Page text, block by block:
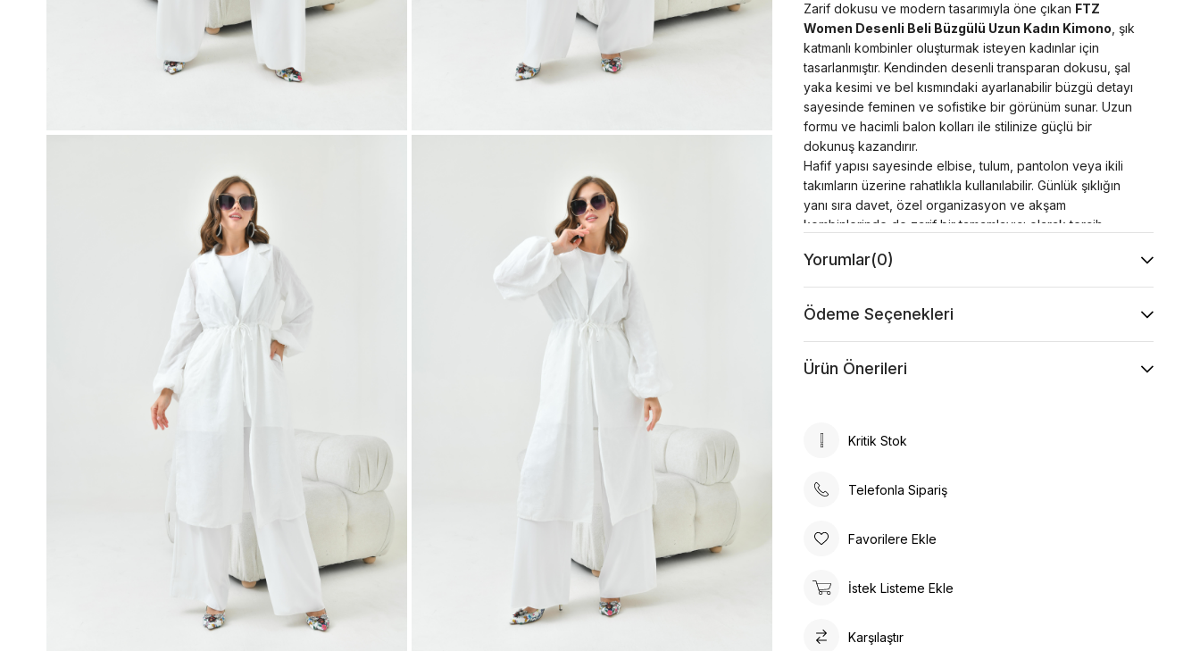
Zarif dokusu ve modern tasarımıyla öne çıkan FTZ
Women Desenli Beli Büzgülü Uzun Kadın Kimono , şık
katmanlı kombinler oluşturmak isteyen kadınlar için
tasarlanmıştır. Kendinden desenli transparan dokusu, şal
yaka kesimi ve bel kısmındaki ayarlanabilir büzgü detayı
sayesinde feminen ve sofistike bir görünüm sunar. Uzun
formu ve hacimli balon kolları ile stilinize güçlü bir
dokunuş kazandırır.
Hafif yapısı sayesinde elbise, tulum, pantolon veya ikili
takımların üzerine rahatlıkla kullanılabilir. Günlük şıklığın
yanı sıra davet, özel organizasyon ve akşam
kombinlerinde de zarif bir tamamlayıcı olarak tercih
Ürün Özellikleri
Kumaş : %40 Viskon %30 Pamuk %30 Akrilik
Kol : 46 cm
Yaka Tipi : Gömlek Yaka
Desen : Desenli
Kalıp : Rahat Kalıp
Boy: 120 cm Göğüs: 54 cm Bel: 40 cm Kalça: 50 cm
Makine ile Soğuk Yıkama Yapınız (30C veya 65F
Kurutma Makinesinde Kurutulamaz
Yorumlar(0)
Ödeme Seçenekleri
Ürün Önerileri
Kritik Stok
Telefonla Sipariş
Favorilere Ekle
İstek Listeme Ekle
Karşılaştır